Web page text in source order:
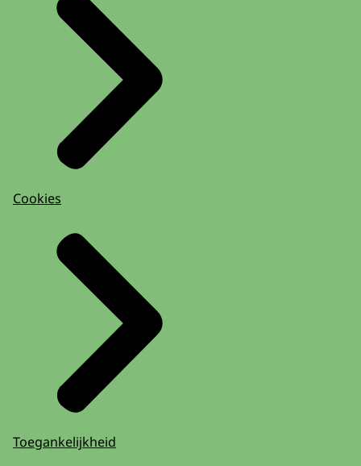
Cookies
Toegankelijkheid